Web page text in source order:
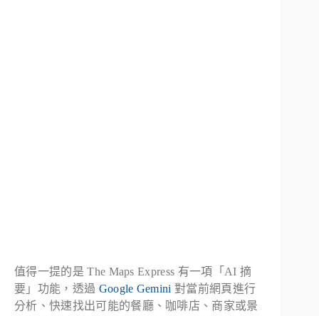
值得一提的是 The Maps Express 有一項「AI 摘
要」功能，透過 Google Gemini 對當前網頁進行
分析、快速找出可能的餐廳、咖啡店、商家或景